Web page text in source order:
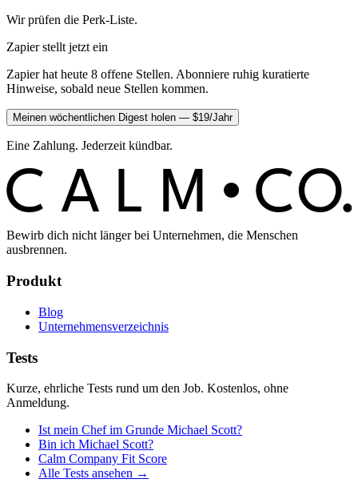
Wir prüfen die Perk-Liste.
Zapier stellt jetzt ein
Zapier hat heute 8 offene Stellen. Abonniere ruhig kuratierte
Hinweise, sobald neue Stellen kommen.
Meinen wöchentlichen Digest holen — $19/Jahr
Eine Zahlung. Jederzeit kündbar.
C ALM C O.
Bewirb dich nicht länger bei Unternehmen, die Menschen
ausbrennen.
Produkt
Blog
Unternehmensverzeichnis
Tests
Kurze, ehrliche Tests rund um den Job. Kostenlos, ohne
Anmeldung.
Ist mein Chef im Grunde Michael Scott?
Bin ich Michael Scott?
Calm Company Fit Score
Alle Tests ansehen →